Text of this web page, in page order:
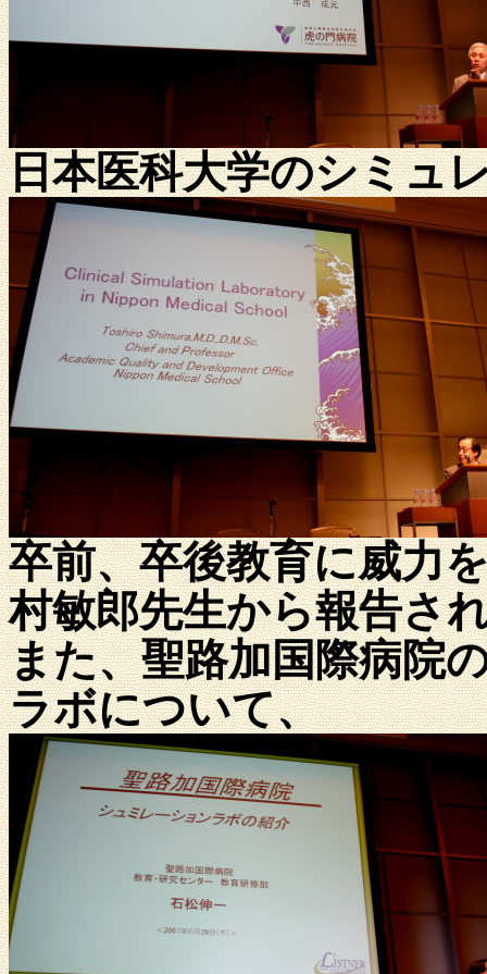
日本医科大学のシミュ
卒前、卒後教育に威力
村敏郎先生から報告さ
また、聖路加国際病院
ラボについて、